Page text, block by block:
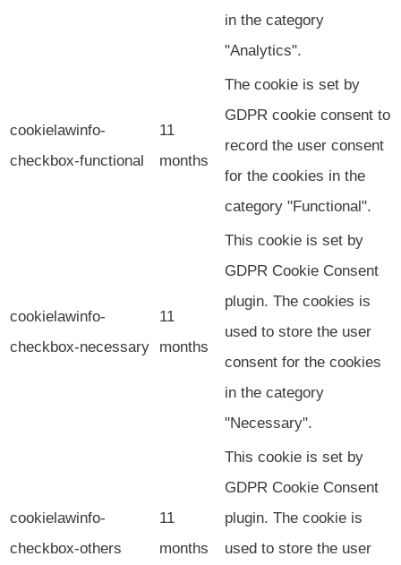
in the category
"Analytics".
cookielawinfo-
checkbox-functional
11
months
The cookie is set by
GDPR cookie consent to
record the user consent
for the cookies in the
category "Functional".
cookielawinfo-
checkbox-necessary
11
months
This cookie is set by
GDPR Cookie Consent
plugin. The cookies is
used to store the user
consent for the cookies
in the category
"Necessary".
cookielawinfo-
checkbox-others
11
months
This cookie is set by
GDPR Cookie Consent
plugin. The cookie is
used to store the user